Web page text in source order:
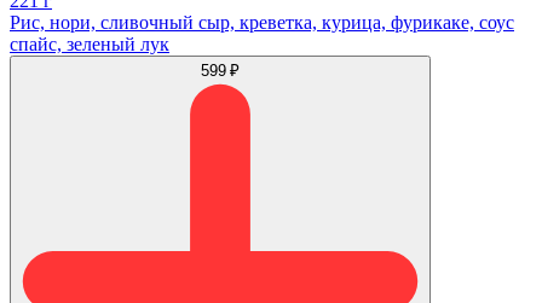
Рис, нори, сливочный сыр, креветка, курица, фурикаке, соус
спайс, зеленый лук
599 ₽